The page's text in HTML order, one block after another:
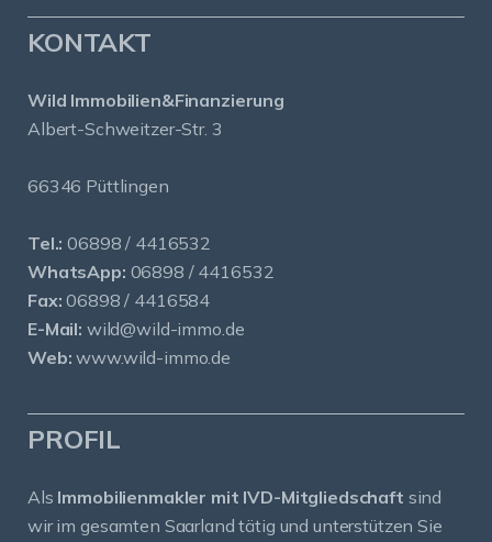
KONTAKT
Wild Immobilien&Finanzierung
Albert-Schweitzer-Str. 3
66346 Püttlingen
Tel.: 06898 / 4416532
WhatsApp: 06898 / 4416532
Fax: 06898 / 4416584
E-Mail: wild@wild-immo.de
Web: www.wild-immo.de
PROFIL
Als Immobilienmakler mit IVD-Mitgliedschaft sind
wir im gesamten Saarland tätig und unterstützen Sie